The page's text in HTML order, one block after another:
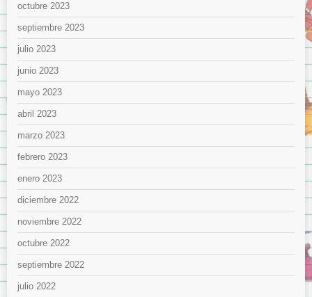
octubre 2023
septiembre 2023
julio 2023
junio 2023
mayo 2023
abril 2023
marzo 2023
febrero 2023
enero 2023
diciembre 2022
noviembre 2022
octubre 2022
septiembre 2022
julio 2022